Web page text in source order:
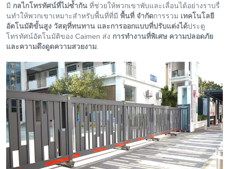
มี กลไกโทรทัศน์ที่ไม่ซ้ำกัน ที่ช่วยให้พวกเขาพับและเลื่อนได้อย่างราบรื่
นทําให้พวกเขาเหมาะสำหรับพื้นที่ที่มี พื้นที่ จำกัดการรวม เทคโนโลยี
อัตโนมัติขั้นสูง วัสดุที่ทนทาน และการออกแบบที่ปรับแต่งได้ประตู
โทรทัศน์อัตโนมัติของ Caimen ส่ง การทํางานที่พิเศษ ความปลอดภัย
และความดึงดูดความสวยงาม